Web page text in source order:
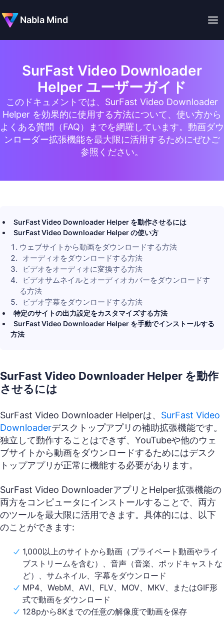
Nabla Mind
SurFast Video Downloader
Helper ユーザーガイド
このドキュメントでは、SurFast Video Downloader
Helper を効果的に使用する方法について、使い方から
よくある質問（FAQ）までを網羅しています。動画ダウ
ンローダー拡張機能を最大限に活用するためにぜひご
参照ください。
SurFast Video Downloader Helper を動作させるには
SurFast Video Downloader Helper の使い方
ウェブサイトから動画をダウンロードする方法
オーディオをダウンロードする方法
ビデオをオーディオに変換する方法
ビデオサムネイルとオーディオカバーをダウンロードす
る方法
ビデオ字幕をダウンロードする方法
特定のサイトの出力設定をカスタマイズする方法
SurFast Video Downloader Helper を手動でインストールする
方法
SurFast Video Downloader Helper を動作
させるには
SurFast Video Downloader Helperは、 SurFast Video
Downloaderデスクトップアプリの補助拡張機能です。
独立して動作することはできず、YouTubeや他のウェ
ブサイトから動画をダウンロードするためにはデスク
トップアプリが正常に機能する必要があります。
SurFast Video DownloaderアプリとHelper拡張機能の
両方をコンピュータにインストールすることで、両方
のツールを最大限に活用できます。具体的には、以下
のことができます:
1,000以上のサイトから動画（プライベート動画やライ
ブストリームを含む）、音声（音楽、ポッドキャストな
ど）、サムネイル、字幕をダウンロード
MP4、WebM、AVI、FLV、MOV、MKV、またはGIF形
式で動画をダウンロード
128pから8Kまでの任意の解像度で動画を保存